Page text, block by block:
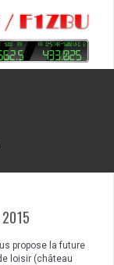
propose la future
loisir (château